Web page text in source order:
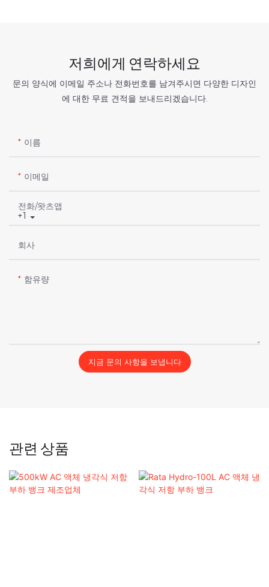
저희에게 연락하세요
문의 양식에 이메일 주소나 전화번호를 남겨주시면 다양한 디자인
에 대한 무료 견적을 보내드리겠습니다.
이름
이메일
+1
전화/왓츠앱
회사
함유량
지금 문의 사항을 보냅니다
관련 상품